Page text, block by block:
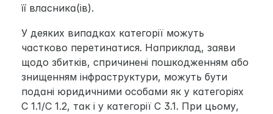
її власника(ів).
У деяких випадках категорії можуть
частково перетинатися. Наприклад, заяви
щодо збитків, спричинені пошкодженням або
знищенням інфраструктури, можуть бути
подані юридичними особами як у категоріях
С 1.1/С 1.2, так і у категорії С 3.1. При цьому,